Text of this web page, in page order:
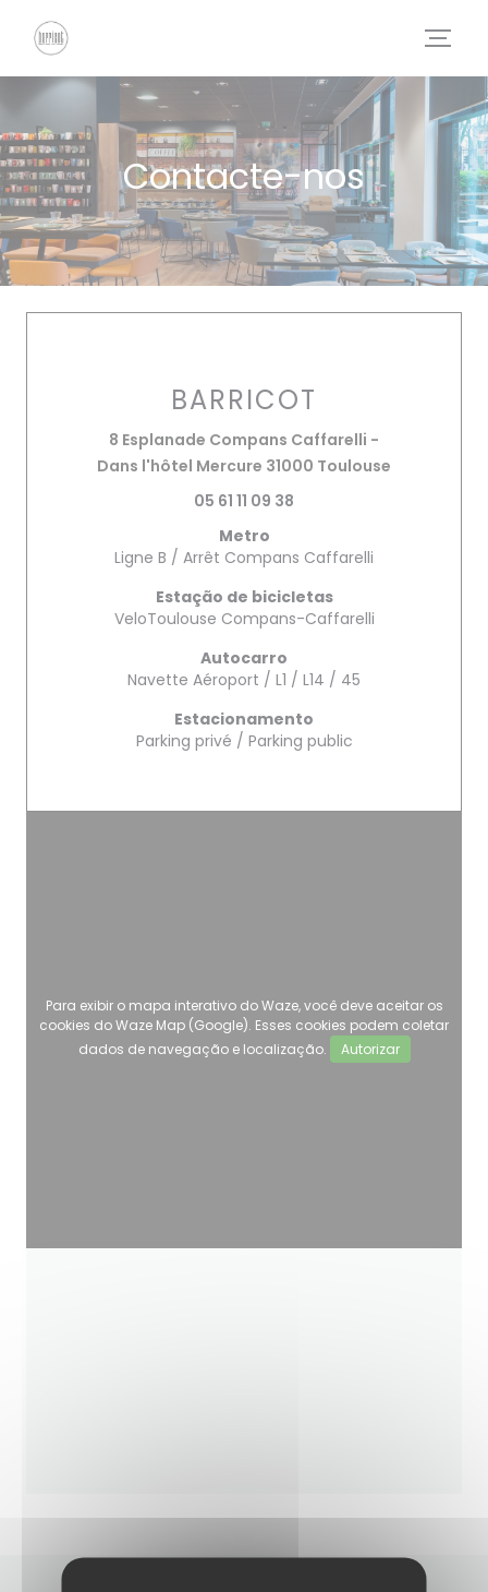
Contacte-nos
BARRICOT
8 Esplanade Compans Caffarelli -
Dans l'hôtel Mercure 31000 Toulouse
05 61 11 09 38
Metro
Ligne B / Arrêt Compans Caffarelli
Estação de bicicletas
VeloToulouse Compans-Caffarelli
Autocarro
Navette Aéroport / L1 / L14 / 45
Estacionamento
Parking privé / Parking public
Para exibir o mapa interativo do Waze, você deve aceitar os
cookies do Waze Map (Google). Esses cookies podem coletar
dados de navegação e localização.
Autorizar